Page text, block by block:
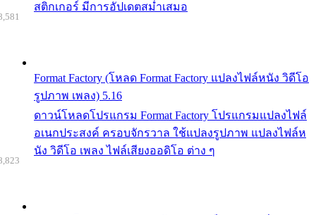
สติกเกอร์ มีการอัปเดตสม่ำเสมอ
Format Factory (โหลด Format Factory แปลงไฟล์หนัง วิดีโอ
รูปภาพ เพลง) 5.16
ดาวน์โหลดโปรแกรม Format Factory โปรแกรมแปลงไฟล์
อเนกประสงค์ ครอบจักรวาล ใช้แปลงรูปภาพ แปลงไฟล์ห
นัง วิดีโอ เพลง ไฟล์เสียงออดิโอ ต่าง ๆ